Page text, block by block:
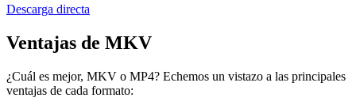
Descarga directa
Ventajas de MKV
¿Cuál es mejor, MKV o MP4? Echemos un vistazo a las principales
ventajas de cada formato: